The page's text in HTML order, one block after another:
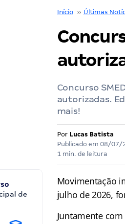
Início ›› Últimas
Concurso
autorizadas.
mais!
Por Lucas Batista
Publicado em 08/07/
1 min. de leitura
de
Movimentação
julho de 2026,
Juntamente